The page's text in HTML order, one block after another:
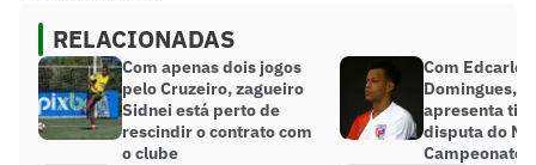
RELACIONADAS
Com apenas dois jogos
pelo Cruzeiro, zagueiro
Sidnei está perto de
rescindir o contrato com
o clube
Com
Domingues,
apresenta
disputa do
Campeonato